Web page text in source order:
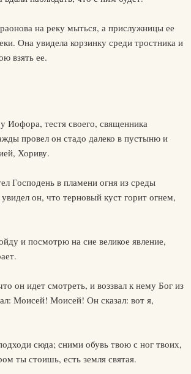
на реку мыться, а прислужницы ее
Она увидела корзинку среди тростника и
взять ее.
Иофора, тестя своего, священника
провел он стадо далеко в пустыню и
Хориву.
Господень в пламени огня из среды
он, что терновый куст горит огнем,
и посмотрю на сие великое явление,
он идет смотреть, и воззвал к нему Бог из
Моисей! Моисей! Он сказал: вот я,
сюда; сними обувь твою с ног твоих,
ты стоишь, есть земля святая.